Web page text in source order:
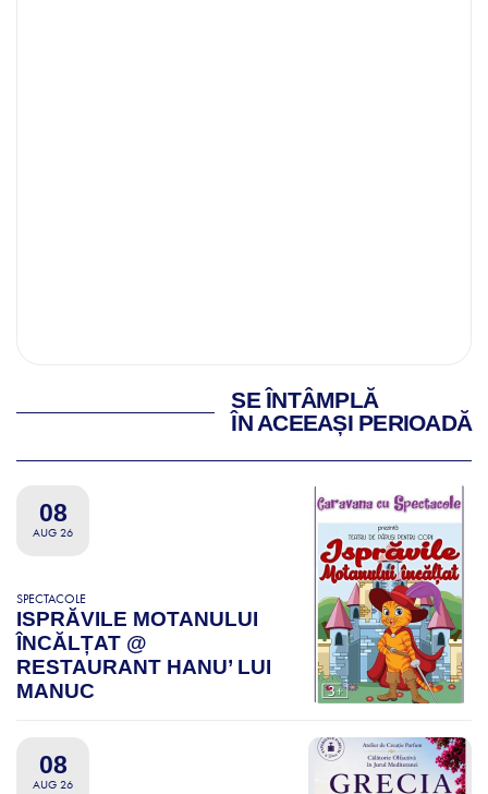
SE ÎNTÂMPLĂ
ÎN ACEEAȘI PERIOADĂ
08
AUG 26
SPECTACOLE
ISPRĂVILE MOTANULUI
ÎNCĂLȚAT @
RESTAURANT HANU’ LUI
MANUC
08
AUG 26